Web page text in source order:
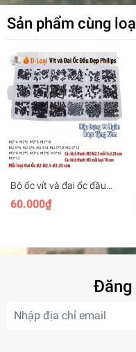
Sản phẩm cùng
Bộ ốc vít và đai ốc đầu
tròn Philips các cỡ M2
M2.5 M3 M4
60.000₫
Đăng